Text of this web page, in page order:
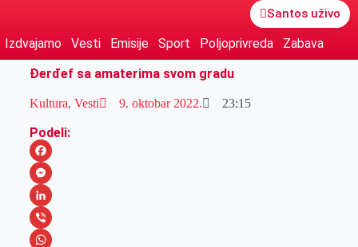
Santos uživo
Izdvajamo Vesti Emisije Sport Poljoprivreda
Zabava
Đerđef sa amaterima svom gradu
Kultura, Vesti 9. oktobar 2022. 23:15
Podeli:
F
a
c
e
M
e
s
L
iV